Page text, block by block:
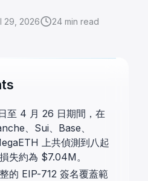
29, 2026 24 min read
至 4 月 26 日期間，在
、Sui、Base、
上共偵測到八起
失約為 $7.04M。
的 EIP-712 簽名覆蓋範